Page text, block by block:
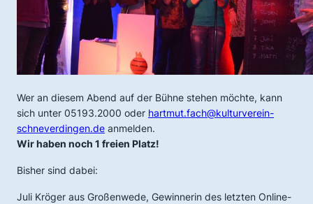
Wer an diesem Abend auf der Bühne stehen möchte, kann
sich unter 05193.2000 oder hartmut.fach@kulturverein-
schneverdingen.de anmelden.
Wir haben noch 1 freien Platz!
Bisher sind dabei:
Juli Kröger aus Großenwede, Gewinnerin des letzten Online-